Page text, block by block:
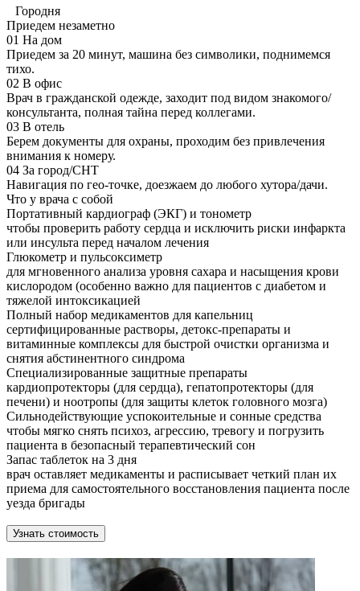
Городня
Приедем незаметно
01 На дом
Приедем за 20 минут, машина без символики, поднимемся
тихо.
02 В офис
Врач в гражданской одежде, заходит под видом знакомого/
консультанта, полная тайна перед коллегами.
03 В отель
Берем документы для охраны, проходим без привлечения
внимания к номеру.
04 За город/СНТ
Навигация по гео-точке, доезжаем до любого хутора/дачи.
Что у врача с собой
Портативный кардиограф (ЭКГ) и тонометр
чтобы проверить работу сердца и исключить риски инфаркта
или инсульта перед началом лечения
Глюкометр и пульсоксиметр
для мгновенного анализа уровня сахара и насыщения крови
кислородом (особенно важно для пациентов с диабетом и
тяжелой интоксикацией
Полный набор медикаментов для капельниц
сертифицированные растворы, детокс-препараты и
витаминные комплексы для быстрой очистки организма и
снятия абстинентного синдрома
Специализированные защитные препараты
кардиопротекторы (для сердца), гепатопротекторы (для
печени) и ноотропы (для защиты клеток головного мозга)
Сильнодействующие успокоительные и сонные средства
чтобы мягко снять психоз, агрессию, тревогу и погрузить
пациента в безопасный терапевтический сон
Запас таблеток на 3 дня
врач оставляет медикаменты и расписывает четкий план их
приема для самостоятельного восстановления пациента после
уезда бригады
Узнать стоимость